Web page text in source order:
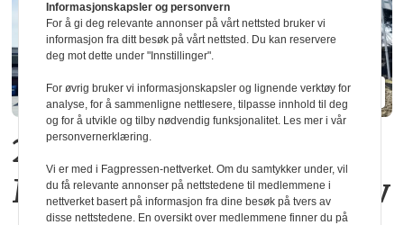
20 operatører må gå fra
Moelven Limtre i Moelv
Informasjonskapsler og personvern
For å gi deg relevante annonser på vårt nettsted bruker vi
informasjon fra ditt besøk på vårt nettsted. Du kan reservere
deg mot dette under "Innstillinger".
For øvrig bruker vi informasjonskapsler og lignende verktøy for
analyse, for å sammenligne nettlesere, tilpasse innhold til deg
og for å utvikle og tilby nødvendig funksjonalitet. Les mer i vår
personvernerklæring.
Vi er med i Fagpressen-nettverket. Om du samtykker under, vil
du få relevante annonser på nettstedene til medlemmene i
nettverket basert på informasjon fra dine besøk på tvers av
disse nettstedene. En oversikt over medlemmene finner du på